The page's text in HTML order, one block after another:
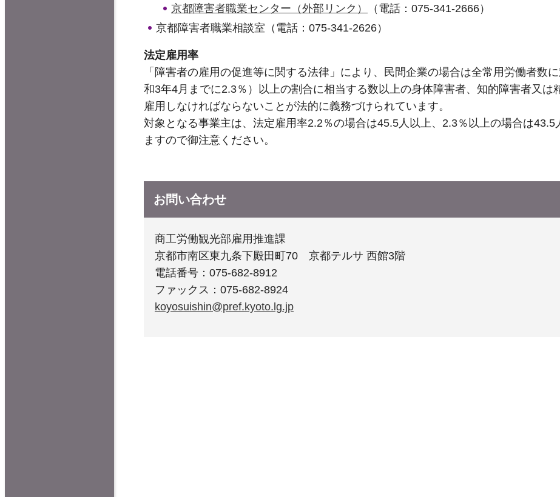
京都障害者職業センター（外部リンク）
（電話：075-341-2666）
京都障害者職業相談室（電話：075-341-2626）
法定雇用率
「障害者の雇用の促進等に関する法律」により、民間企業の場合は全常用労働者数
和3年4月までに2.3％）以上の割合に相当する数以上の身体障害者、知的障害者又は
雇用しなければならないことが法的に義務づけられています。
対象となる事業主は、法定雇用率2.2％の場合は45.5人以上、2.3％以上の場合は43.5
ますので御注意ください。
お問い合わせ
商工労働観光部雇用推進課
京都市南区東九条下殿田町70 京都テルサ 西館3階
電話番号：075-682-8912
ファックス：075-682-8924
koyosuishin@pref.kyoto.lg.jp